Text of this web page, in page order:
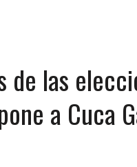
de las
a Cuca